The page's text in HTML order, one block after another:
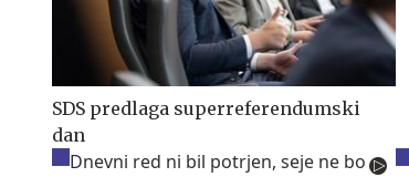
SDS predlaga superreferendumski
dan